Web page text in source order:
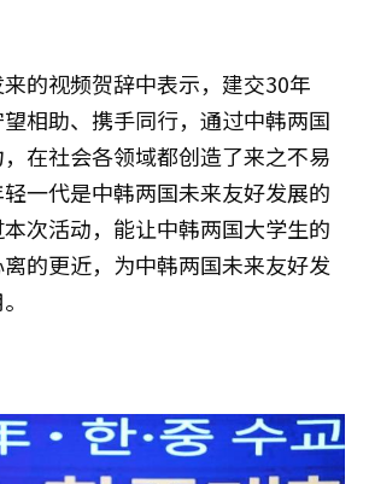
的视频贺辞中表示，建交30年
相助、携手同行，通过中韩两国
在社会各领域都创造了来之不易
一代是中韩两国未来友好发展的
次活动，能让中韩两国大学生的
的更近，为中韩两国未来友好发